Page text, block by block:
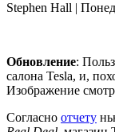
Stephen Hall |
Обновление:
салона Tesla, и,
Изображение
Согласно отчету